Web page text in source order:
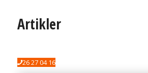
Artikler
26 27 04 16